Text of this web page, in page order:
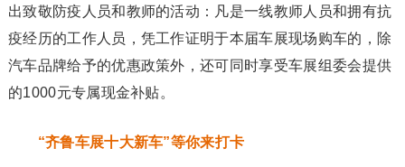
出致敬防疫人员和教师的活动：凡是一线教师人员和拥有抗
疫经历的工作人员，凭工作证明于本届车展现场购车的，除
汽车品牌给予的优惠政策外，还可同时享受车展组委会提供
的1000元专属现金补贴。
“齐鲁车展十大新车”等你来打卡